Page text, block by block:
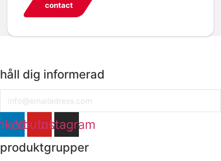
contact
håll dig informerad
Youtube
Instagram
produktgrupper